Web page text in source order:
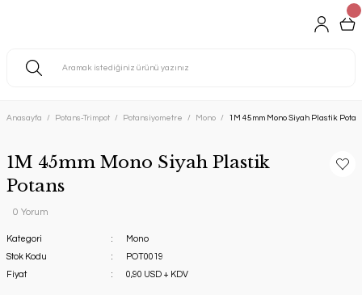
Anasayfa Potans-Trimpot Potansiyometre Mono 1M 45mm Mono Siyah Plastik
1M 45mm Mono Siyah Plastik
Potans
0 Yorum
Kategori
Mono
Stok Kodu
POT0019
Fiyat
0,90 USD + KDV